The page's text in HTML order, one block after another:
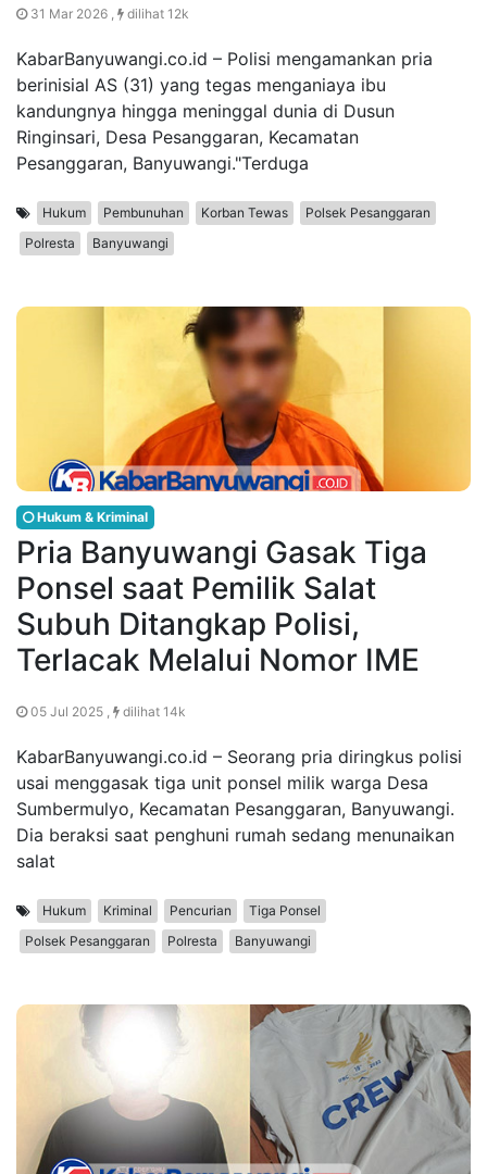
31 Mar 2026 , dilihat 12k
KabarBanyuwangi.co.id – Polisi mengamankan pria
berinisial AS (31) yang tegas menganiaya ibu
kandungnya hingga meninggal dunia di Dusun
Ringinsari, Desa Pesanggaran, Kecamatan
Pesanggaran, Banyuwangi."Terduga
Hukum Pembunuhan Korban Tewas
Polsek Pesanggaran
Polresta
Banyuwangi
Hukum & Kriminal
Pria Banyuwangi Gasak Tiga
Ponsel saat Pemilik Salat
Subuh Ditangkap Polisi,
Terlacak Melalui Nomor IME
05 Jul 2025 , dilihat 14k
KabarBanyuwangi.co.id – Seorang pria diringkus polisi
usai menggasak tiga unit ponsel milik warga Desa
Sumbermulyo, Kecamatan Pesanggaran, Banyuwangi.
Dia beraksi saat penghuni rumah sedang menunaikan
salat
Hukum Kriminal Pencurian
Tiga Ponsel
Polsek Pesanggaran
Polresta Banyuwangi